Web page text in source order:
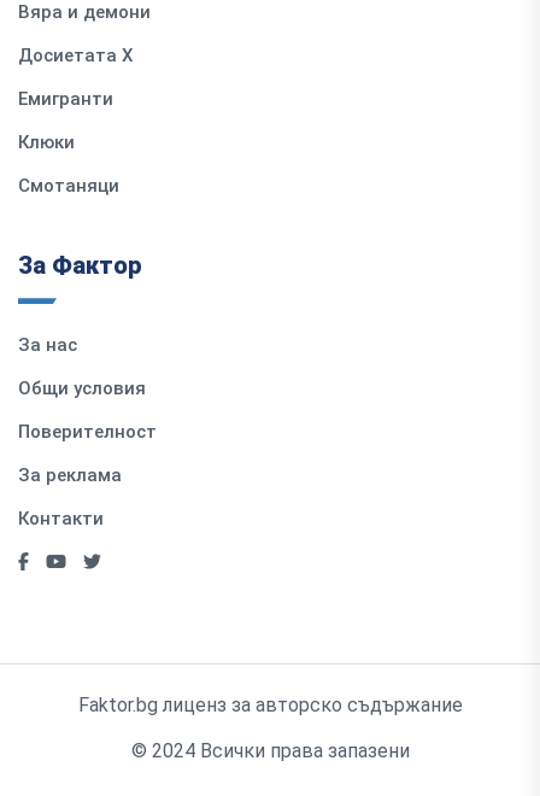
Вяра и демони
Досиетата Х
Емигранти
Клюки
Смотаняци
За Фактор
За нас
Общи условия
Поверителност
За реклама
Контакти
Faktor.bg лиценз за авторско съдържание
© 2024 Всички права запазени